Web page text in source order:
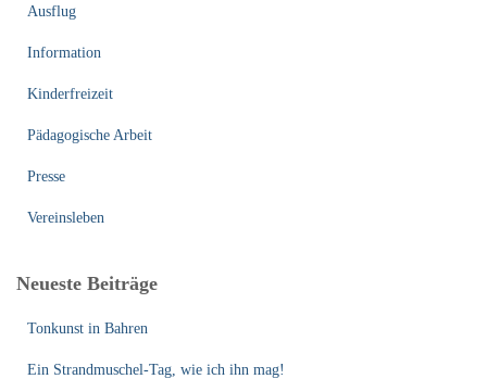
Ausflug
Information
Kinderfreizeit
Pädagogische Arbeit
Presse
Vereinsleben
Neueste Beiträge
Tonkunst in Bahren
Ein Strandmuschel-Tag, wie ich ihn mag!